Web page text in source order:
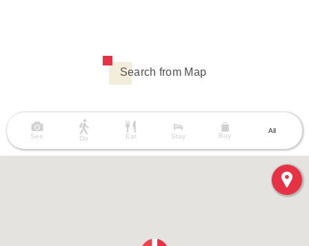
Search from Map
See Do Eat Stay Buy
All